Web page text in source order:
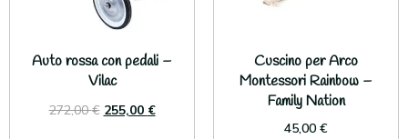
Auto rossa con pedali –
Vilac
272,00€ 255,00 €
Cuscino per Arco
Montessori Rainbow –
Family Nation
45,00 €